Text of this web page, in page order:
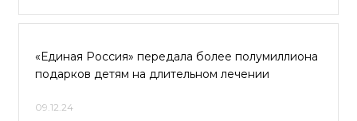
«Единая Россия» передала более полумиллиона
подарков детям на длительном лечении
09.12.24